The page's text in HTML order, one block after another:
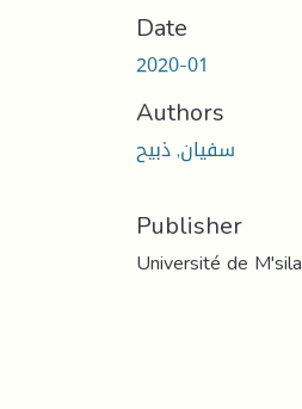
Date
2020-01
Authors
سفيان, ذبيح
Publisher
Université de M'sila